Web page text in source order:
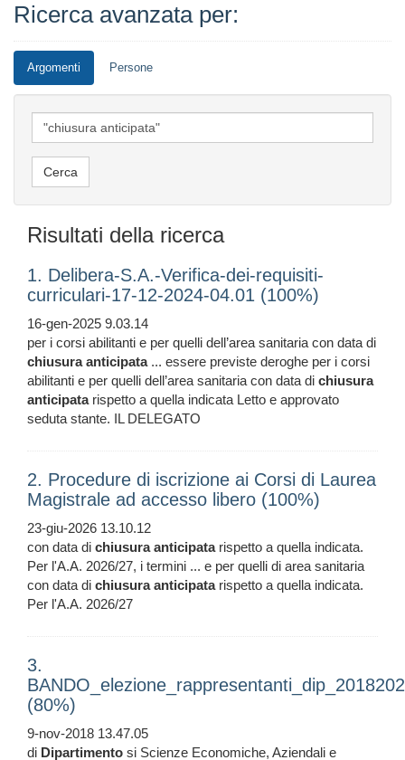
Ricerca avanzata per:
Argomenti Persone
Risultati della ricerca
1. Delibera-S.A.-Verifica-dei-requisiti-
curriculari-17-12-2024-04.01 (100%)
16-gen-2025 9.03.14
per i corsi abilitanti e per quelli dell’area sanitaria con data di
chiusura anticipata... essere previste deroghe per i corsi
abilitanti e per quelli dell’area sanitaria con data di chiusura
anticipatarispetto a quella indicata Letto e approvato
seduta stante. IL DELEGATO
2. Procedure di iscrizione ai Corsi di Laurea
Magistrale ad accesso libero (100%)
23-giu-2026 13.10.12
con data di chiusura anticipatarispetto a quella indicata.
Per l'A.A. 2026/27, i termini ... e per quelli di area sanitaria
con data di chiusura anticipatarispetto a quella indicata.
Per l'A.A. 2026/27
3.
(80%)
9-nov-2018 13.47.05
di Dipartimento si Scienze Economiche, Aziendali e